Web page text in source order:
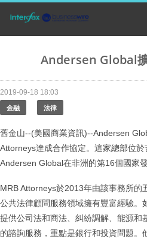
Andersen Global
2019-09-18 18:03
金融 法律
舊金山--(美國商業資訊)--Andersen
Attorneys達成合作協定。這家總部位
Andersen Global在非洲的第16個國家發
MRB Attorneys於2013年由該事務所的
公共法律顧問服務領域擁有豐富經驗。
提供公司法和商法、糾紛調解、能源和
的諮詢服務，重點是銀行和投資問題。